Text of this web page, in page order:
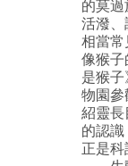
的莫
活潑
相當
像猴
是猴
物園
紹靈
的認
正是科